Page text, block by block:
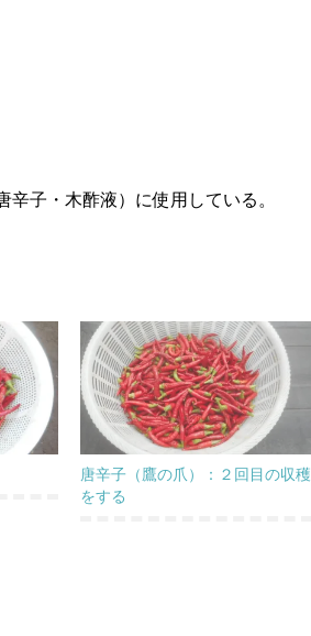
子・木酢液）に使用している。
唐辛子（鷹の爪）：２回目の収穫
をする